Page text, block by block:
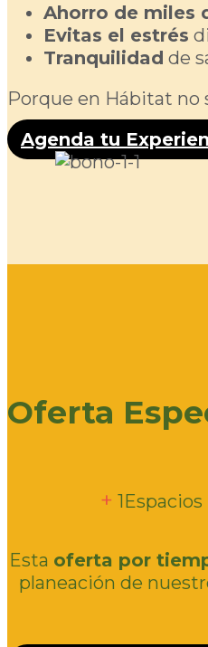
Ahorro de miles
Evitas el estrés
Tranquilidad de
Porque en Hábitat no
Agenda tu
Oferta
1
Esta oferta por
planeación de